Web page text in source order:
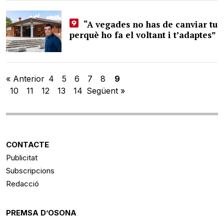
“A vegades no has de canviar tu
perquè ho fa el voltant i t’adaptes”
« Anterior 4 5 6 7 8
9
10
11 12 13 14 Següent »
CONTACTE
Publicitat
Subscripcions
Redacció
PREMSA D’OSONA